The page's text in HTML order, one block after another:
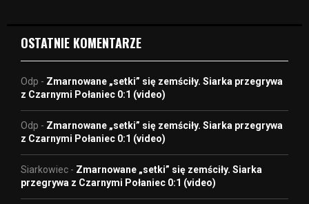
OSTATNIE KOMENTARZE
Odp - Zmarnowane „setki” się zemściły. Siarka przegrywa
z Czarnymi Połaniec 0:1 (video)
Odp - Zmarnowane „setki” się zemściły. Siarka przegrywa
z Czarnymi Połaniec 0:1 (video)
Siarkowiec - Zmarnowane „setki” się zemściły. Siarka
przegrywa z Czarnymi Połaniec 0:1 (video)